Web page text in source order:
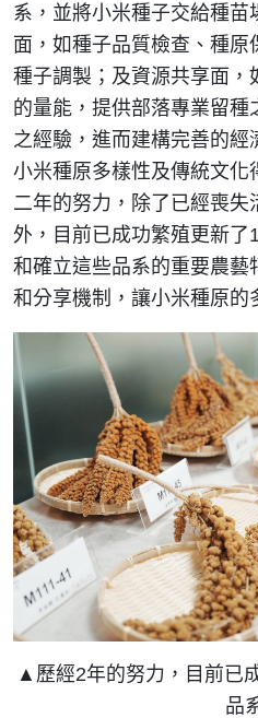
系，並將小米種子交給種苗
面，如種子品質檢查、種原
種子調製；及資源共享面，
的量能，提供部落專業留
之經驗，進而建構完善的經
小米種原多樣性及傳統文化
二年的努力，除了已經喪失
外，目前已成功繁殖更新了
和確立這些品系的重要農藝
和分享機制，讓小米種原的
▲歷經2年的努力，目前已
品